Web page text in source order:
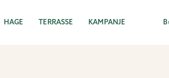
HAGE TERRASSE KAMPANJE